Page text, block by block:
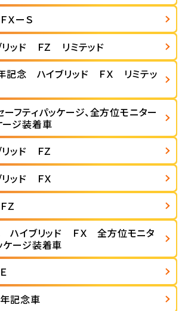
ＸーＳ
ッド ＦＺ リミテッド
記念 ハイブリッド ＦＸ リミテッ
フティパッケージ、全方位モニター
ージ装着車
ッド ＦＺ
ッド ＦＸ
Ｚ
ハイブリッド ＦＸ 全方位モニタ
ケージ装着車
記念車